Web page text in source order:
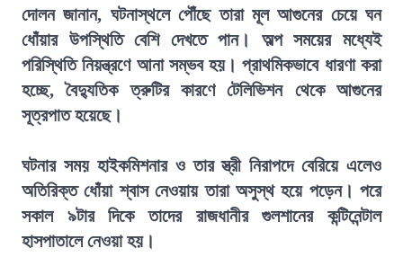
দোলন জানান, ঘটনাস্থলে পৌঁছে তারা মূল আগুনের চেয়ে ঘন
ধোঁয়ার উপস্থিতি বেশি দেখতে পান। অল্প সময়ের মধ্যেই
পরিস্থিতি নিয়ন্ত্রণে আনা সম্ভব হয়। প্রাথমিকভাবে ধারণা করা
হচ্ছে, বৈদ্যুতিক ত্রুটির কারণে টেলিভিশন থেকে আগুনের
সূত্রপাত হয়েছে।
ঘটনার সময় হাইকমিশনার ও তার স্ত্রী নিরাপদে বেরিয়ে এলেও
অতিরিক্ত ধোঁয়া শ্বাস নেওয়ায় তারা অসুস্থ হয়ে পড়েন। পরে
সকাল ৯টার দিকে তাদের রাজধানীর গুলশানের কন্টিনেন্টাল
হাসপাতালে নেওয়া হয়।